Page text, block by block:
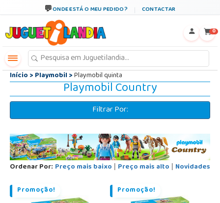
ONDE ESTÁ O MEU PEDIDO? CONTACTAR
0
Início>Playmobil>Playmobil quinta
Playmobil Country
Filtrar Por:
Ordenar Por: Preço mais baixo | Preço mais alto | Novidades
Promoção! Promoção!